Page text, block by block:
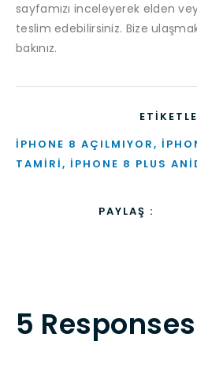
sayfamızı inceleyerek elden
teslim edebilirsiniz. Bize
bakınız.
IPHONE 8 AÇILMIYOR,
TAMIRI, IPHONE 8 PLUS
PAYLAŞ :
5 Responses